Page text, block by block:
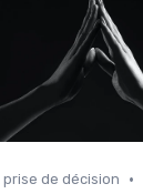
de décision •